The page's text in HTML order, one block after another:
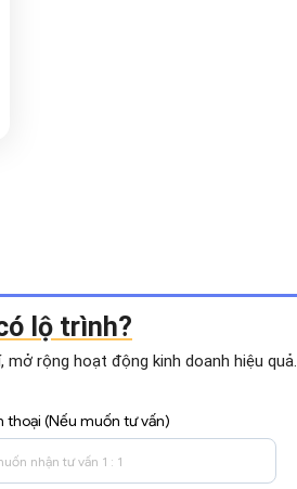
lộ trình?
mở rộng hoạt động kinh doanh hiệu quả.
thoại (Nếu muốn tư vấn)